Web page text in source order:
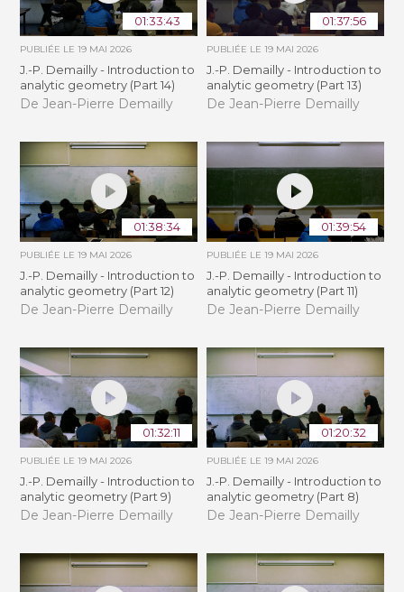
01:33:43
PUBLIÉE LE19 MAI 2026
J.-P. Demailly - Introduction to
analytic geometry (Part 14)
De Jean-Pierre Demailly
01:37:56
PUBLIÉE LE 19 MAI 2026
J.-P. Demailly - Introduction to
analytic geometry (Part 13)
De Jean-Pierre Demailly
01:38:34
PUBLIÉE LE19 MAI 2026
J.-P. Demailly - Introduction to
analytic geometry (Part 12)
De Jean-Pierre Demailly
01:39:54
PUBLIÉE LE 19 MAI 2026
J.-P. Demailly - Introduction to
analytic geometry (Part 11)
De Jean-Pierre Demailly
01:32:11
PUBLIÉE LE19 MAI 2026
J.-P. Demailly - Introduction to
analytic geometry (Part 9)
De Jean-Pierre Demailly
01:20:32
PUBLIÉE LE 19 MAI 2026
J.-P. Demailly - Introduction to
analytic geometry (Part 8)
De Jean-Pierre Demailly